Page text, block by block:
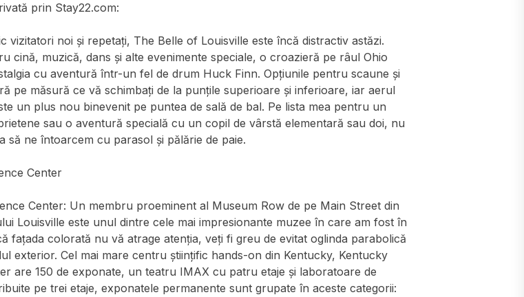
prin Stay22.com:
vizitatori noi și repetați, The Belle of Louisville este încă distractiv astăzi.
cină, muzică, dans și alte evenimente speciale, o croazieră pe râul Ohio
cu aventură într-un fel de drum Huck Finn. Opțiunile pentru scaune și
pe măsură ce vă schimbați de la punțile superioare și inferioare, iar aerul
un plus nou binevenit pe puntea de sală de bal. Pe lista mea pentru un
sau o aventură specială cu un copil de vârstă elementară sau doi, nu
să ne întoarcem cu parasol și pălărie de paie.
Center
Center: Un membru proeminent al Museum Row de pe Main Street din
Louisville este unul dintre cele mai impresionante muzee în care am fost în
fațada colorată nu vă atrage atenția, veți fi greu de evitat oglinda parabolică
exterior. Cel mai mare centru științific hands-on din Kentucky, Kentucky
are 150 de exponate, un teatru IMAX cu patru etaje și laboratoare de
pe trei etaje, exponatele permanente sunt grupate în aceste categorii: